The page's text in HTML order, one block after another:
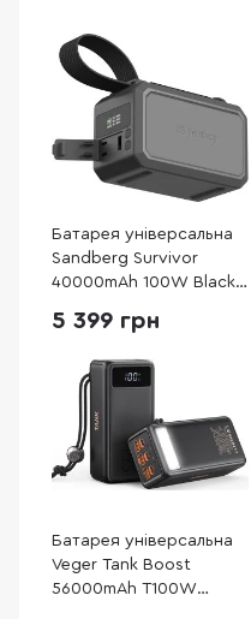
Батарея універсальна
Sandberg Survivor
40000mAh 100W Black
5 399 грн
Батарея універсальна
Veger Tank Boost
56000mAh T100W